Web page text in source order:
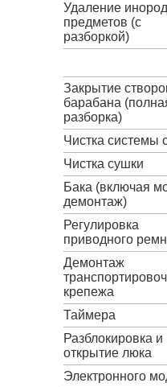
Удаление
предметов (с
разборкой)
Закрытие
барабана
разборка)
Чистка системы
Чистка сушки
Бака (включая
демонтаж)
Регулировка
приводного
Демонтаж
крепежа
Таймера
Разблокировка и
открытие люка
Электронного